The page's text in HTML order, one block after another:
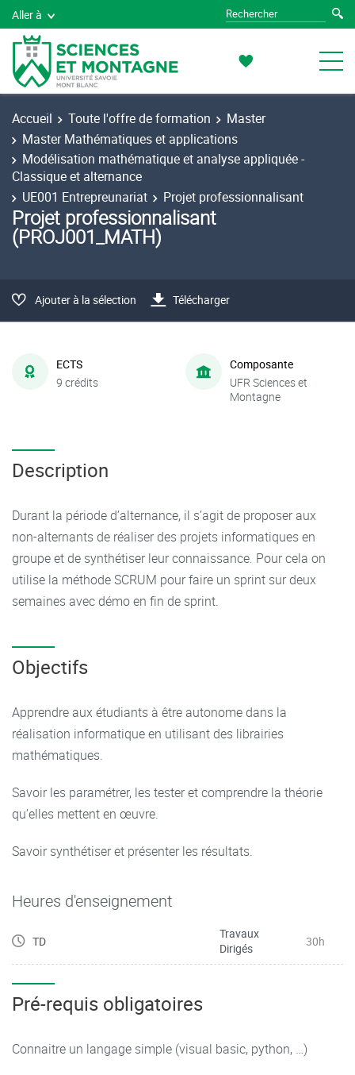
Aller à
Accueil Toute l'offre de formation
Master
Master Mathématiques et applications
Modélisation mathématique et analyse appliquée -
Classique et alternance
UE001 Entrepreunariat
Projet professionnalisant
Projet professionnalisant
(PROJ001_MATH)
Ajouter à la sélection Télécharger
ECTS
9 crédits
Composante
UFR Sciences et
Montagne
Description
Durant la période d’alternance, il s’agit de proposer aux
non-alternants de réaliser des projets informatiques en
groupe et de synthétiser leur connaissance. Pour cela on
utilise la méthode SCRUM pour faire un sprint sur deux
semaines avec démo en fin de sprint.
Objectifs
Apprendre aux étudiants à être autonome dans la
réalisation informatique en utilisant des librairies
mathématiques.
Savoir les paramétrer, les tester et comprendre la théorie
qu’elles mettent en œuvre.
Savoir synthétiser et présenter les résultats.
Heures d'enseignement
TD
Travaux
Dirigés
30h
Pré-requis obligatoires
Connaitre un langage simple (visual basic, python, …)